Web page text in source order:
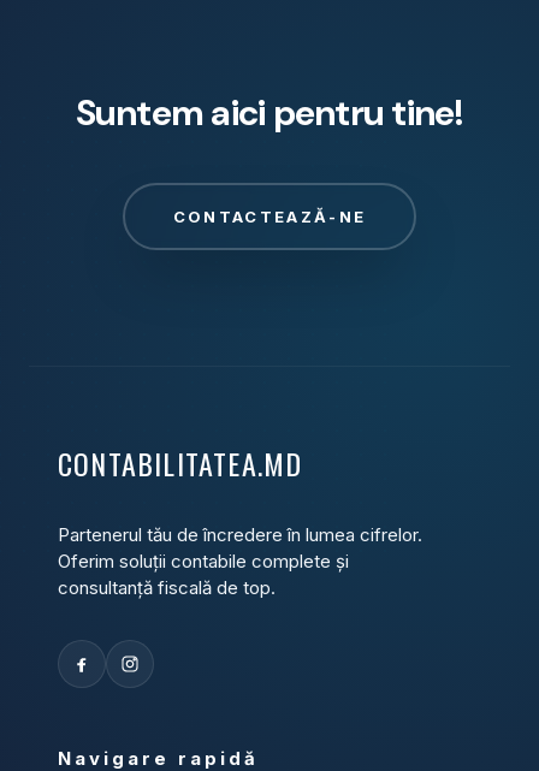
Suntem aici pentru tine!
CONTACTEAZĂ-NE
CONTABILITATEA.MD
Partenerul tău de încredere în lumea cifrelor.
Oferim soluții contabile complete și
consultanță fiscală de top.
Navigare rapidă